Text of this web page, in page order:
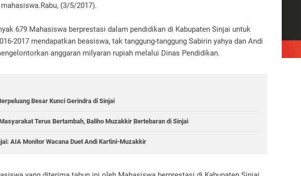
(3/5/2017).
679 Mahasiswa berprestasi dalam pendidikan di Kabupaten Sinjai untuk
2017 mendapatkan beasiswa, tak tanggung-tanggung Sabirin yahya dan Andi
anggaran milyaran rupiah melalui Dinas Pendidikan.
Besar Kunci Gerindra di Sinjai
Terus Bertambah, Baliho Muzakkir Bertebaran di Sinjai
AIA Monitor Wacana Duet Andi Kartini-Muzakkir